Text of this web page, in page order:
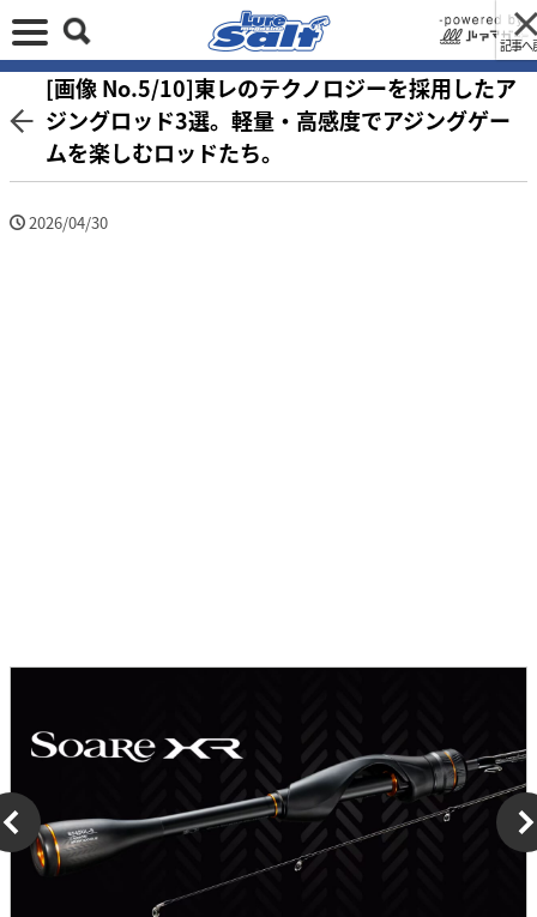
記事へ
[画像 No.5/10]東レのテクノロジーを採用したア
ジングロッド3選。軽量・高感度でアジングゲー
ムを楽しむロッドたち。
2026/04/30